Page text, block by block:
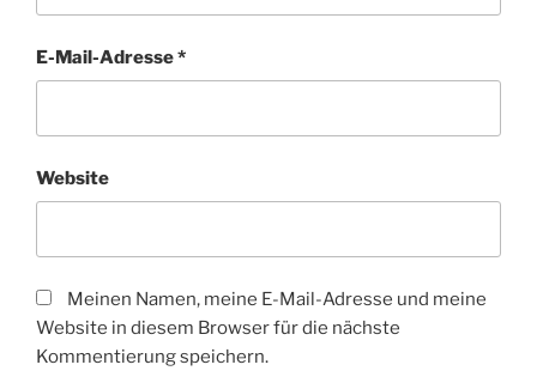
E-Mail-Adresse*
Website
Meinen Namen, meine E-Mail-Adresse und meine
Website in diesem Browser für die nächste
Kommentierung speichern.